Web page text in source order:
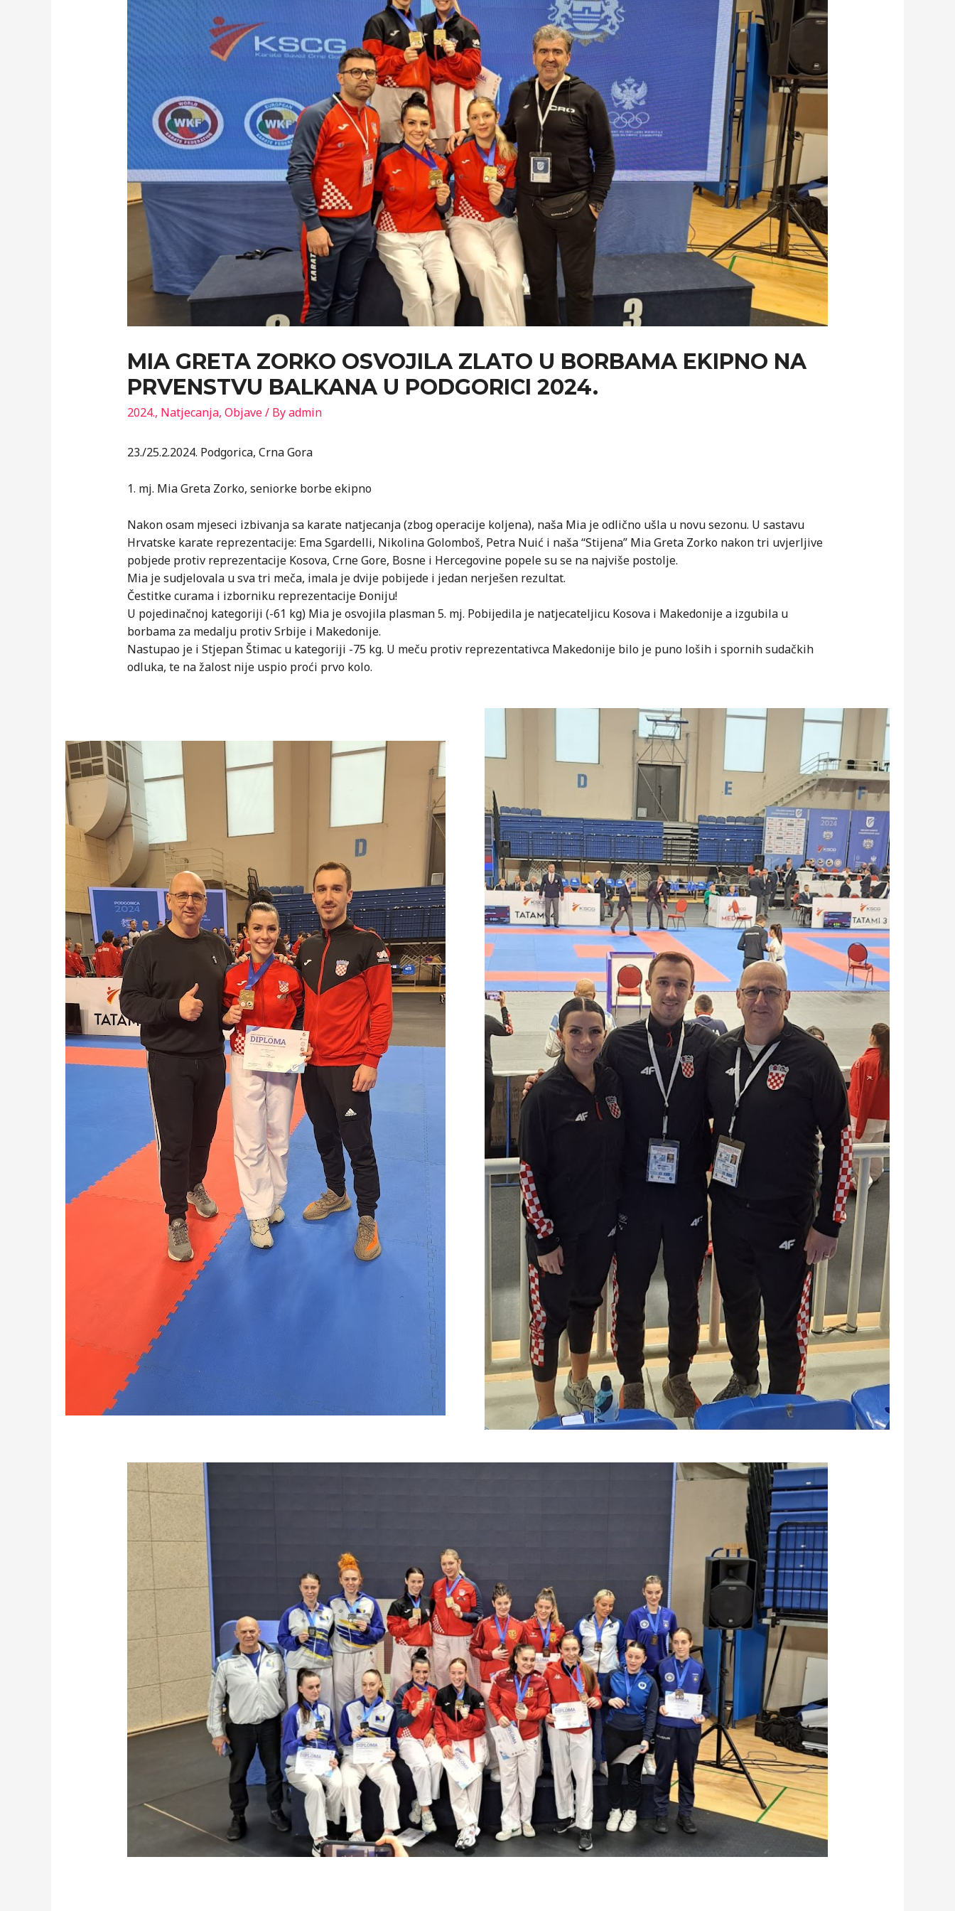
MIA GRETA ZORKO OSVOJILA ZLATO U BORBAMA EKIPNO NA
PRVENSTVU BALKANA U PODGORICI 2024.
2024., Natjecanja, Objave/ Byadmin
23./25.2.2024. Podgorica, Crna Gora
1. mj. Mia Greta Zorko, seniorke borbe ekipno
Nakon osam mjeseci izbivanja sa karate natjecanja (zbog operacije koljena), naša Mia je odlično ušla u novu sezonu. U sastavu
Hrvatske karate reprezentacije: Ema Sgardelli, Nikolina Golomboš, Petra Nuić i naša “Stijena” Mia Greta Zorko nakon tri uvjerljive
pobjede protiv reprezentacije Kosova, Crne Gore, Bosne i Hercegovine popele su se na najviše postolje.
Mia je sudjelovala u sva tri meča, imala je dvije pobijede i jedan nerješen rezultat.
Čestitke curama i izborniku reprezentacije Đoniju!
U pojedinačnoj kategoriji (-61 kg) Mia je osvojila plasman 5. mj. Pobijedila je natjecateljicu Kosova i Makedonije a izgubila u
borbama za medalju protiv Srbije i Makedonije.
Nastupao je i Stjepan Štimac u kategoriji -75 kg. U meču protiv reprezentativca Makedonije bilo je puno loših i spornih sudačkih
odluka, te na žalost nije uspio proći prvo kolo.